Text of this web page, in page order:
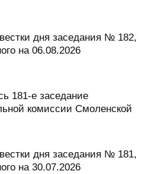
дня заседания № 182,
на 06.08.2026
181-е заседание
комиссии Смоленской
дня заседания № 181,
на 30.07.2026